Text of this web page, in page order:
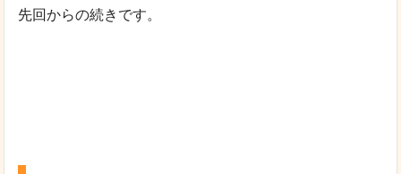
先回からの続きです。